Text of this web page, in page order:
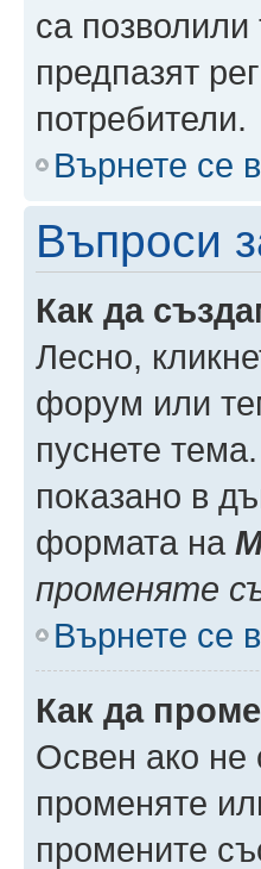
са
предпазят
потребители.
Върнете се
Въпроси
Как да
Лесно,
форум или
пуснете
показано в
формата на
променяте
Върнете се
Как да
Освен ако не
променяте
промените